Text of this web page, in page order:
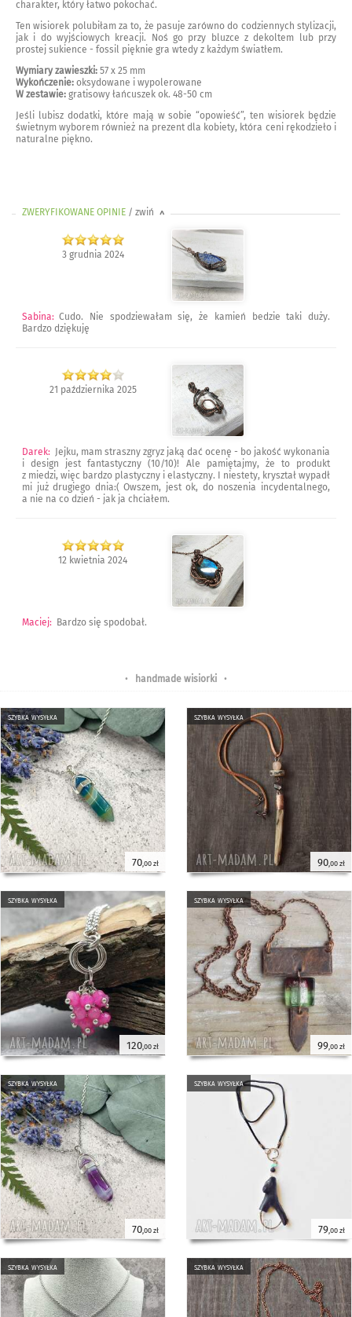
charakter, który łatwo pokochać.
Ten wisiorek polubiłam za to, że pasuje zarówno do codziennych stylizacji,
jak i do wyjściowych kreacji. Noś go przy bluzce z dekoltem lub przy
prostej sukience - fossil pięknie gra wtedy z każdym światłem.
Wymiary zawieszki: 57 x 25 mm
Wykończenie: oksydowane i wypolerowane
W zestawie: gratisowy łańcuszek ok. 48-50 cm
Jeśli lubisz dodatki, które mają w sobie “opowieść”, ten wisiorek będzie
świetnym wyborem również na prezent dla kobiety, która ceni rękodzieło i
naturalne piękno.
ZWERYFIKOWANE OPINIE / zwiń >
3 grudnia 2024
Sabina: Cudo. Nie spodziewałam się, że kamień bedzie taki duży.
Bardzo dziękuję
21 października 2025
Darek:
Jejku, mam straszny zgryz jaką dać ocenę - bo jakość wykonania
i design jest fantastyczny (10/10)! Ale pamiętajmy, że to produkt
z miedzi, więc bardzo plastyczny i elastyczny. I niestety, kryształ wypadł
mi już drugiego dnia:( Owszem, jest ok, do noszenia incydentalnego,
a nie na co dzień - jak ja chciałem.
12 kwietnia 2024
Maciej: Bardzo się spodobał.
• handmade wisiorki •
szybka wysyłka
70,00 zł
szybka wysyłka
90,00 zł
szybka wysyłka
120,00 zł
szybka wysyłka
99,00 zł
szybka wysyłka
70,00 zł
szybka wysyłka
79,00 zł
szybka wysyłka szybka wysyłka